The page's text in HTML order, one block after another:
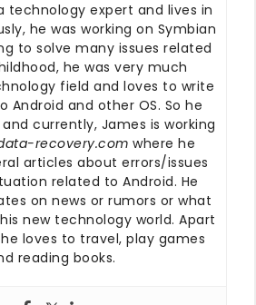
technology expert and lives in
he was working on Symbian
to solve many issues related
he was very much
field and loves to write
Android and other OS. So he
currently, James is working
recovery.com where he
articles about errors/issues
related to Android. He
on news or rumors or what
new technology world. Apart
loves to travel, play games
reading books.